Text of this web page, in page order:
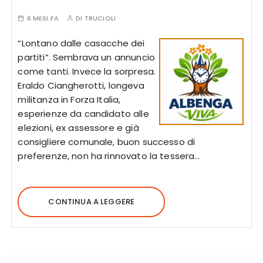
6 MESI FA DI TRUCIOLI
“Lontano dalle casacche dei
partiti”. Sembrava un annuncio
come tanti. Invece la sorpresa.
Eraldo Ciangherotti, longeva
militanza in Forza Italia,
esperienze da candidato alle
elezioni, ex assessore e già
consigliere comunale, buon successo di
preferenze, non ha rinnovato la tessera…
CONTINUA A LEGGERE